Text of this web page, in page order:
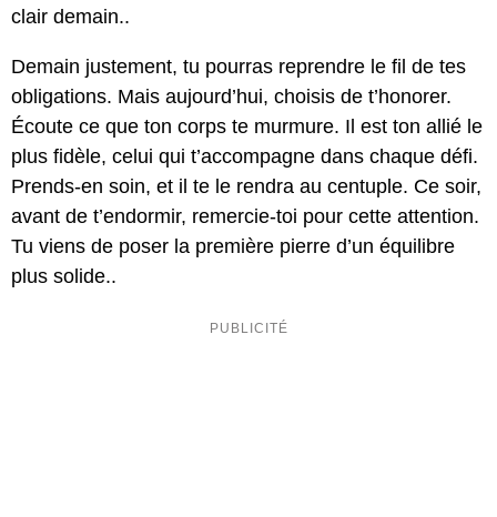
clair demain..
Demain justement, tu pourras reprendre le fil de tes
obligations. Mais aujourd’hui, choisis de t’honorer.
Écoute ce que ton corps te murmure. Il est ton allié le
plus fidèle, celui qui t’accompagne dans chaque défi.
Prends-en soin, et il te le rendra au centuple. Ce soir,
avant de t’endormir, remercie-toi pour cette attention.
Tu viens de poser la première pierre d’un équilibre
plus solide..